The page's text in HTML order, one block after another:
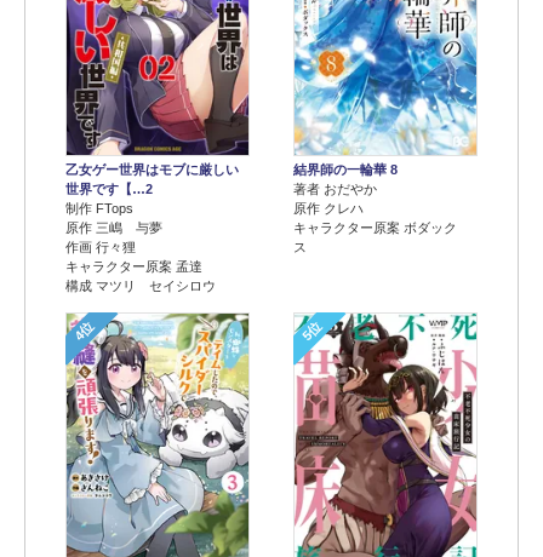
乙女ゲー世界はモブに厳しい
世界です【…2
制作 FTops
原作 三嶋 与夢
作画 行々狸
キャラクター原案 孟達
構成 マツリ セイシロウ
結界師の一輪華 8
著者 おだやか
原作 クレハ
キャラクター原案 ボダック
ス
4位 5位